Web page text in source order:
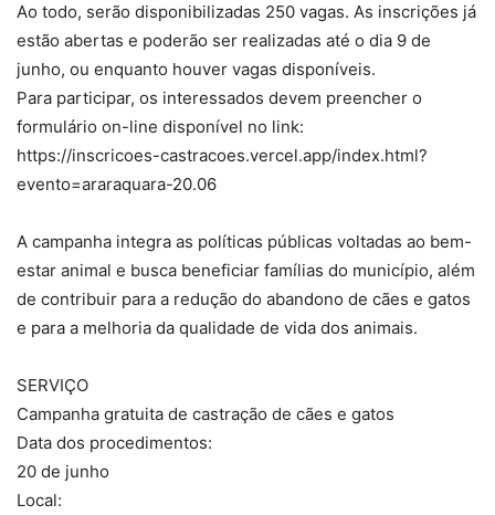
Ao todo, serão disponibilizadas 250 vagas. As inscrições já
estão abertas e poderão ser realizadas até o dia 9 de
junho, ou enquanto houver vagas disponíveis.
Para participar, os interessados devem preencher o
formulário on-line disponível no link:
https://inscricoes-castracoes.vercel.app/index.html?
evento=araraquara-20.06
A campanha integra as políticas públicas voltadas ao bem-
estar animal e busca beneficiar famílias do município, além
de contribuir para a redução do abandono de cães e gatos
e para a melhoria da qualidade de vida dos animais.
SERVIÇO
Campanha gratuita de castração de cães e gatos
Data dos procedimentos:
20 de junho
Local: